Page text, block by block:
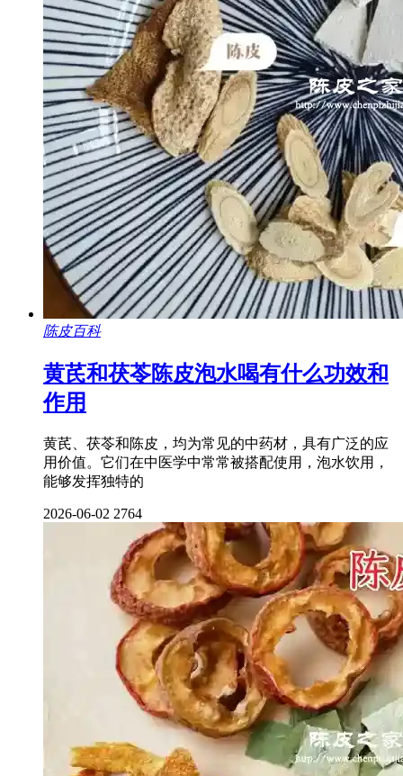
陈皮百科
黄芪和茯苓陈皮泡水喝有什么功效和
作用
黄芪、茯苓和陈皮，均为常见的中药材，具有广泛的应
用价值。它们在中医学中常常被搭配使用，泡水饮用，
能够发挥独特的
2026-06-02 2764